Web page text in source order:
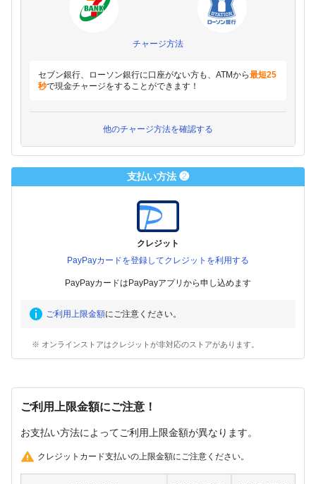
チャージ方法
セブン銀行、ローソン銀行に口座がない方も、ATMから最短25
秒で現金チャージをすることができます！
他のチャージ方法を確認する
支払い方法 ❷
クレジット
PayPayカードを登録してクレジットを利用する
PayPayカードはPayPayアプリから申し込めます
ご利用上限金額にご注意ください。
※ オンラインストアはクレジットが非対応のストアがあります。
ご利用上限金額にご注意！
お支払い方法によってご利用上限金額が異なります。
クレジットカード支払いの上限金額にご注意ください。